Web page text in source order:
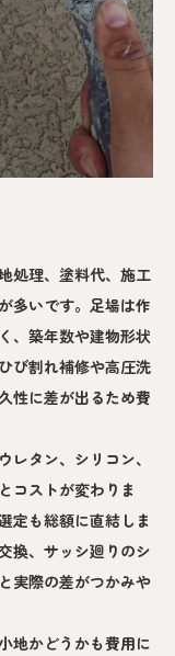
処理、塗料代、施工
多いです。足場は作
、築年数や建物形状
び割れ補修や高圧洗
性に差が出るため費
タン、シリコン、
コストが変わりま
定も総額に直結しま
換、サッシ廻りのシ
実際の差がつかみや
地かどうかも費用に